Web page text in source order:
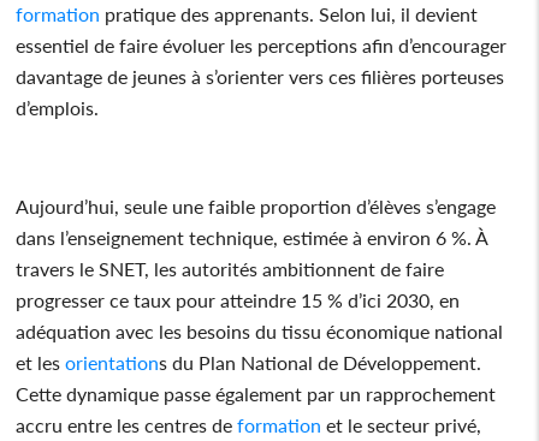
formation pratique des apprenants. Selon lui, il devient
essentiel de faire évoluer les perceptions afin d’encourager
davantage de jeunes à s’orienter vers ces filières porteuses
d’emplois.
Aujourd’hui, seule une faible proportion d’élèves s’engage
dans l’enseignement technique, estimée à environ 6 %. À
travers le SNET, les autorités ambitionnent de faire
progresser ce taux pour atteindre 15 % d’ici 2030, en
adéquation avec les besoins du tissu économique national
et lesorientations du Plan National de Développement.
Cette dynamique passe également par un rapprochement
accru entre les centres deformation et le secteur privé,